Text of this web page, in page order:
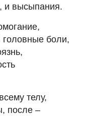
и высыпания.
боли,
телу,
после –